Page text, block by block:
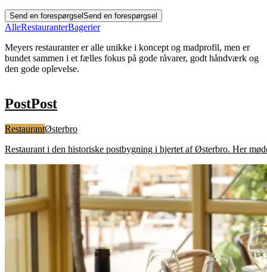
Send en forespørgsel Send en forespørgsel
AlleRestauranterBagerier
Meyers restauranter er alle unikke i koncept og madprofil, men er
bundet sammen i et fælles fokus på gode råvarer, godt håndværk og
den gode oplevelse.
PostPost
RestaurantØsterbro
Restaurant i den historiske postbygning i hjertet af Østerbro. Her